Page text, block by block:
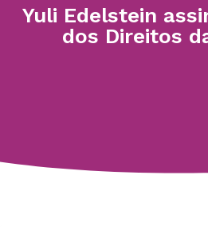
Yuli Edelstein
dos Direitos